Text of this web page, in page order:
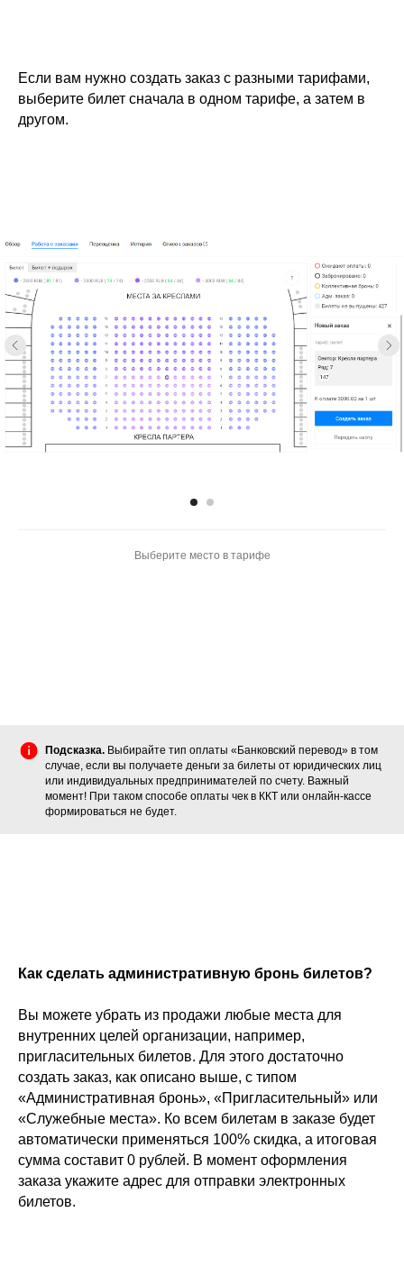
Если вам нужно создать заказ с разными тарифами,
выберите билет сначала в одном тарифе, а затем в
другом.
Выберите место в тарифе
Подсказка. Выбирайте тип оплаты «Банковский перевод» в том
случае, если вы получаете деньги за билеты от юридических лиц
или индивидуальных предпринимателей по счету. Важный
момент! При таком способе оплаты чек в ККТ или онлайн-кассе
формироваться не будет.
Как сделать административную бронь билетов?
Вы можете убрать из продажи любые места для
внутренних целей организации, например,
пригласительных билетов. Для этого достаточно
создать заказ, как описано выше, с типом
«Административная бронь», «Пригласительный» или
«Служебные места». Ко всем билетам в заказе будет
автоматически применяться 100% скидка, а итоговая
сумма составит 0 рублей. В момент оформления
заказа укажите адрес для отправки электронных
билетов.